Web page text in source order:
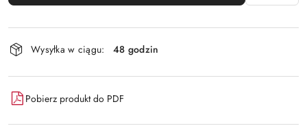
Dostępność
i
dostawa
Wysyłka w ciągu: 48 godzin
Pobierz produkt do PDF